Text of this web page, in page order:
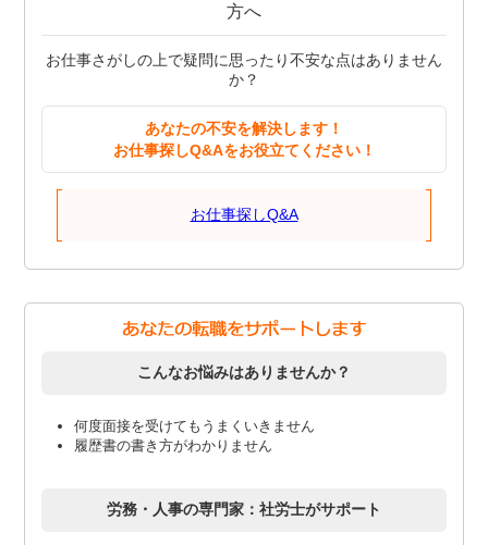
方へ
お仕事さがしの上で疑問に思ったり不安な点はありません
か？
あなたの不安を解決します！
お仕事探しQ&Aをお役立てください！
お仕事探しQ&A
こんなお悩みはありませんか？
何度面接を受けてもうまくいきません
履歴書の書き方がわかりません
労務・人事の専門家：社労士がサポート